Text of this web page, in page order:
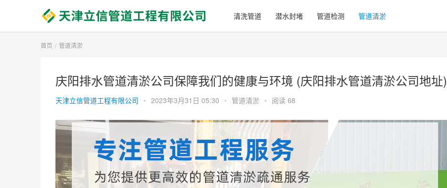
清洗管道 潜水封堵 管道检测 管道清淤
首页 管道清淤
庆阳排水管道清淤公司保障我们的健康与环境 (庆阳排水管道清淤公司地址)
天津立信管道工程有限公司 • 2023年3月31日 05:30 • 管道清淤 • 阅读 68